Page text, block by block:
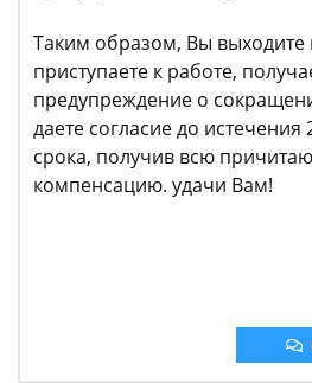
Таким образом, Вы выходите
приступаете к работе,
предупреждение о
даете согласие до истечения
срока, получив всю
компенсацию. удачи Вам!